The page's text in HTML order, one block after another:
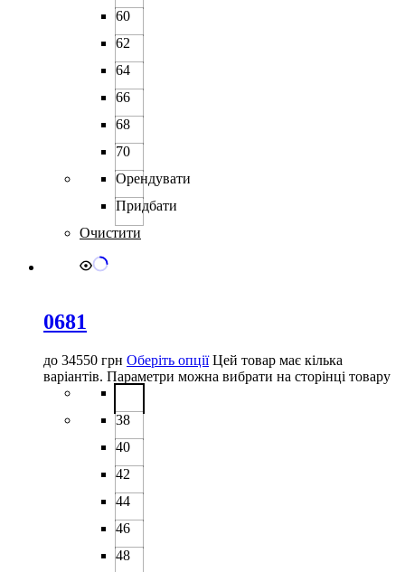
60
62
64
66
68
70
Орендувати
Придбати
Очистити
0681
до 34550 грн Оберіть опції Цей товар має кілька
варіантів. Параметри можна вибрати на сторінці товару
38
40
42
44
46
48